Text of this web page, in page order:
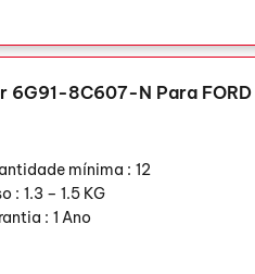
6G91-8C607-N Para FORD
mínima : 12
: 1.3 – 1.5 KG
: 1 Ano